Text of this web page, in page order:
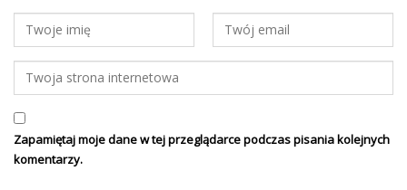
Zapamiętaj moje dane w tej przeglądarce podczas pisania kolejnych
komentarzy.